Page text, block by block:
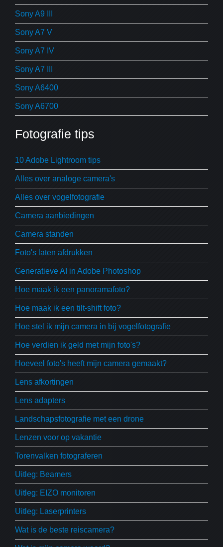
Sony A9 III
Sony A7 V
Sony A7 IV
Sony A7 III
Sony A6400
Sony A6700
Fotografie tips
10 Adobe Lightroom tips
Alles over analoge camera's
Alles over vogelfotografie
Camera aanbiedingen
Camera standen
Foto's laten afdrukken
Generatieve AI in Adobe Photoshop
Hoe maak ik een panoramafoto?
Hoe maak ik een tilt-shift foto?
Hoe stel ik mijn camera in bij vogelfotografie
Hoe verdien ik geld met mijn foto's?
Hoeveel foto's heeft mijn camera gemaakt?
Lens afkortingen
Lens adapters
Landschapsfotografie met een drone
Lenzen voor op vakantie
Torenvalken fotograferen
Uitleg: Beamers
Uitleg: EIZO monitoren
Uitleg: Laserprinters
Wat is de beste reiscamera?